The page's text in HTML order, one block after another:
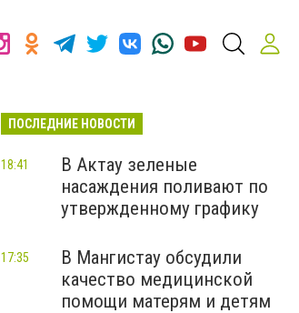
ПОСЛЕДНИЕ НОВОСТИ
В Актау зеленые
насаждения поливают по
утвержденному графику
18:41
В Мангистау обсудили
качество медицинской
помощи матерям и детям
17:35